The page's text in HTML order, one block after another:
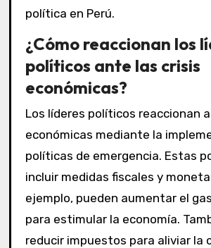
política en Perú.
¿Cómo reaccionan los
políticos ante las crisis
económicas?
Los líderes políticos reaccionan
económicas mediante la
políticas de emergencia. Estas
incluir medidas fiscales y
ejemplo, pueden aumentar el
para estimular la economía.
reducir impuestos para aliviar la